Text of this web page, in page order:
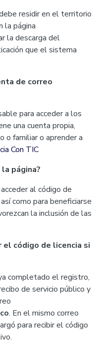
residir en el territorio
la página
la descarga del
que el sistema
de correo
para acceder a los
una cuenta propia,
o familiar o aprender a
Con TIC
página?
al código de
como para beneficiarse
la inclusión de las
el código de licencia si
completado el registro,
de servicio público y
. En el mismo correo
para recibir el código